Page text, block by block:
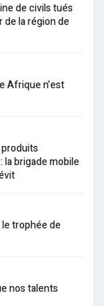
de civils tués
de la région de
Afrique n’est
la brigade mobile
le trophée de
nos talents